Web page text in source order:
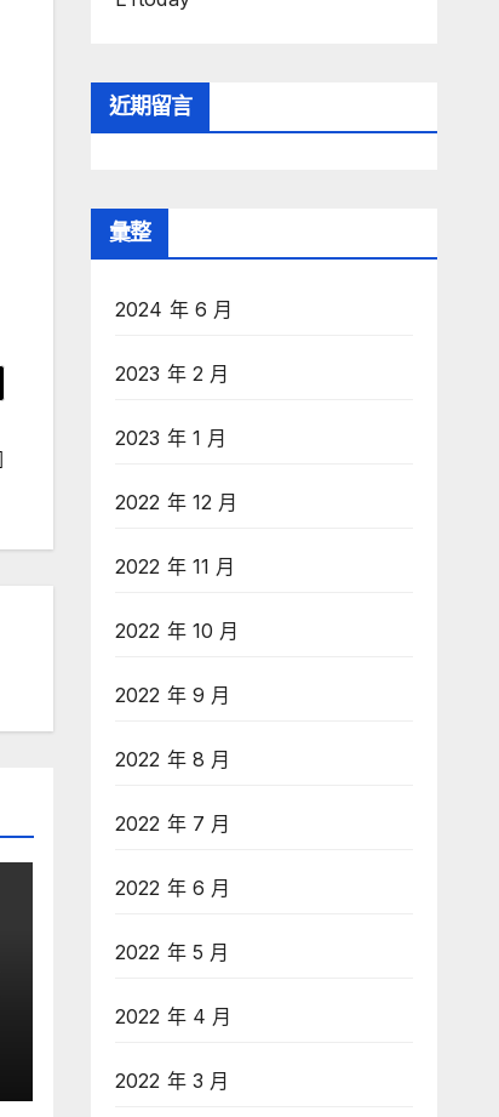
近期留言
彙整
2024 年 6 月
2023 年 2 月
2023 年 1 月
2022 年 12 月
2022 年 11 月
2022 年 10 月
2022 年 9 月
2022 年 8 月
2022 年 7 月
2022 年 6 月
2022 年 5 月
2022 年 4 月
2022 年 3 月